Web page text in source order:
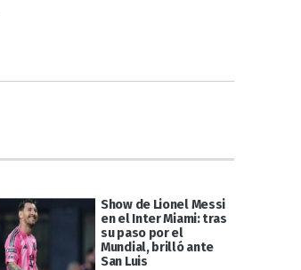
Show de Lionel Messi
en el Inter Miami: tras
su paso por el
Mundial, brilló ante
San Luis